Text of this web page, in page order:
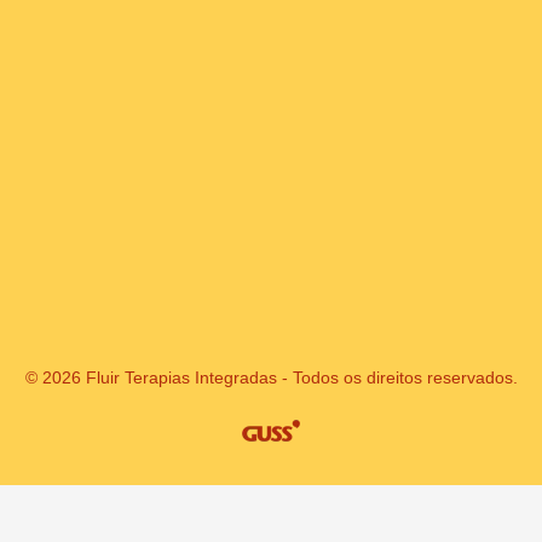
© 2026 Fluir Terapias Integradas - Todos os direitos reservados.